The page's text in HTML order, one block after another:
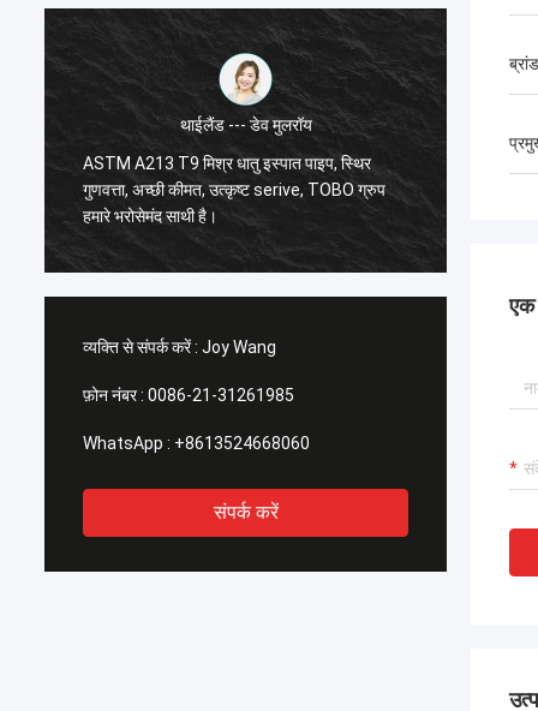
थाईलैंड --- डेव मुलरॉय
ASTM A213 T9 मिश्र धातु इस्पात पाइप, स्थिर
गुणवत्ता, अच्छी कीमत, उत्कृष्ट serive, TOBO ग्रुप
हमारे भरोसेमंद साथी है।
व्यक्ति से संपर्क करें : Joy Wang
फ़ोन नंबर : 0086-21-31261985
WhatsApp : +8613524668060
संपर्क करें
ब्रांड
एक